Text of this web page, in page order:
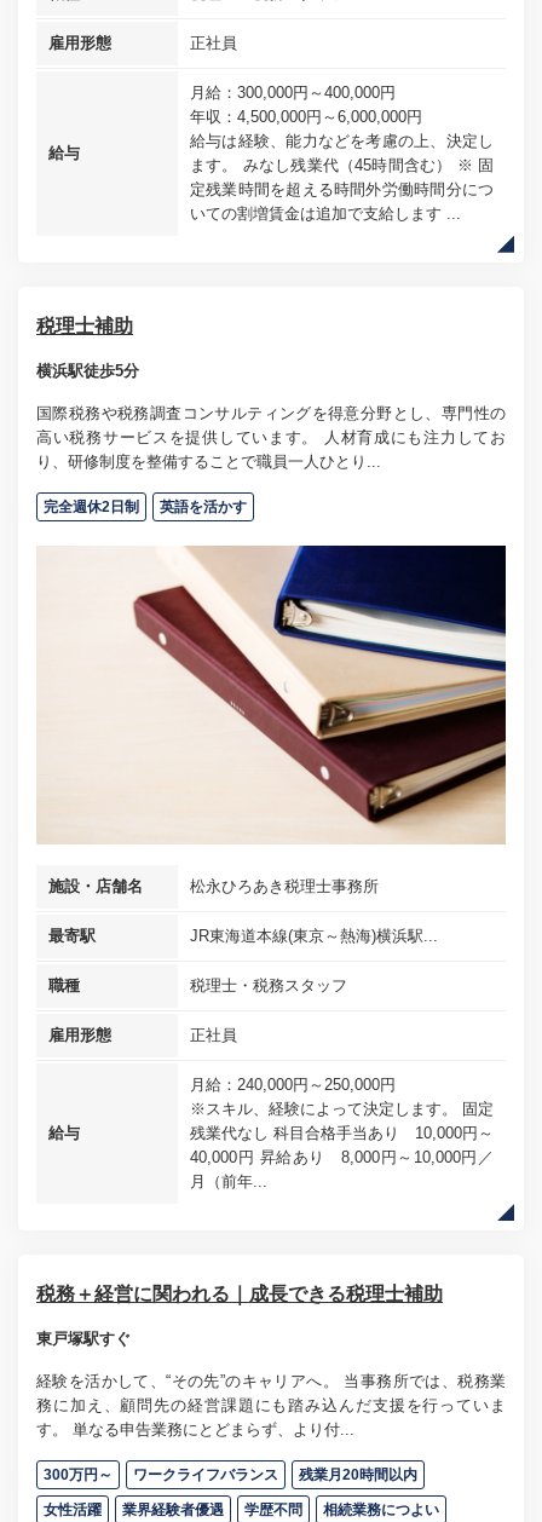
雇用形態 正社員
給与
月給：300,000円～400,000円
年収：4,500,000円～6,000,000円
給与は経験、能力などを考慮の上、決定し
ます。 みなし残業代（45時間含む） ※ 固
定残業時間を超える時間外労働時間分につ
いての割増賃金は追加で支給します ...
税理士補助
横浜駅徒歩5分
国際税務や税務調査コンサルティングを得意分野とし、専門性の
高い税務サービスを提供しています。 人材育成にも注力してお
り、研修制度を整備することで職員一人ひとり...
完全週休2日制 英語を活かす
施設・店舗名 松永ひろあき税理士事務所
最寄駅 JR東海道本線(東京～熱海)横浜駅...
職種 税理士・税務スタッフ
雇用形態 正社員
給与
月給：240,000円～250,000円
※スキル、経験によって決定します。 固定
残業代なし 科目合格手当あり 10,000円～
40,000円 昇給あり 8,000円～10,000円／
月（前年...
税務＋経営に関われる｜成長できる税理士補助
東戸塚駅すぐ
経験を活かして、“その先”のキャリアへ。 当事務所では、税務業
務に加え、顧問先の経営課題にも踏み込んだ支援を行っていま
す。 単なる申告業務にとどまらず、より付...
300万円～ ワークライフバランス 残業月20時間以内
女性活躍 業界経験者優遇 学歴不問 相続業務につよい